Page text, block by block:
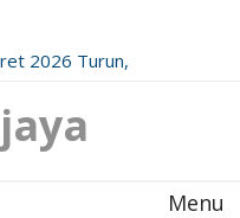
2026 Turun,
Menu